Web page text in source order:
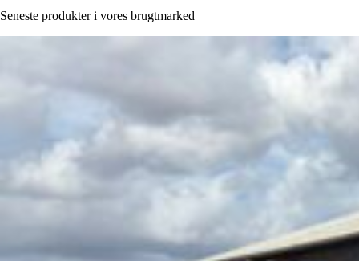
Seneste produkter i vores brugtmarked